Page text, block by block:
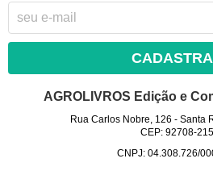
AGROLIVROS Edição e
Rua Carlos Nobre, 126 - Santa
CEP: 92708-215
CNPJ: 04.308.726/